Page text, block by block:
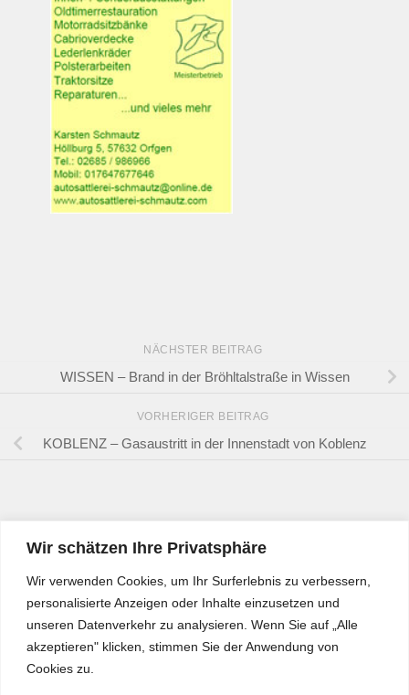
Wir schätzen Ihre Privatsphäre
Wir verwenden Cookies, um Ihr Surferlebnis zu verbessern,
personalisierte Anzeigen oder Inhalte einzusetzen und
unseren Datenverkehr zu analysieren. Wenn Sie auf „Alle
akzeptieren" klicken, stimmen Sie der Anwendung von
Cookies zu.
NÄCHSTER BEITRAG
WISSEN – Brand in der Bröhltalstraße in Wissen
VORHERIGER BEITRAG
KOBLENZ – Gasaustritt in der Innenstadt von Koblenz